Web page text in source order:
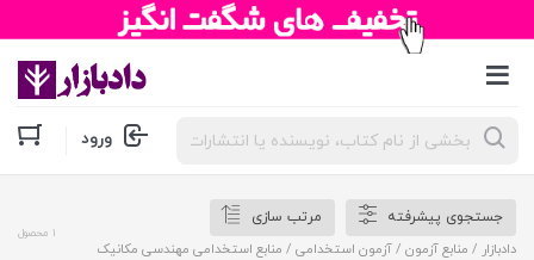
جستجوی
محصولات ورود
جستجوی پیشرفته
مرتب سازی
دادبازار / منابع آزمون /آزمون استخدامی / منابع استخدامی مهندسی مکانیک
1 محصول